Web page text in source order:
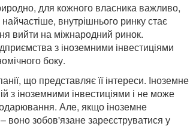
для кожного власника важливо,
внутрішнього ринку стає
вийти на міжнародний ринок.
з іноземними інвестиціями
боку.
що представляє її інтереси. Іноземне
з іноземними інвестиціями і не може
Але, якщо іноземне
воно зобов'язане зареєструватися у